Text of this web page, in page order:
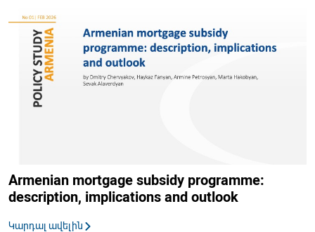
Armenian mortgage subsidy programme:
description, implications and outlook
Կարդալ ավելին